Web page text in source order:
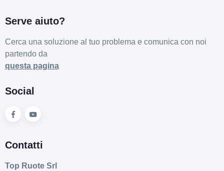
205/65 R15 94T M+S
Disponibile
185/55 R15 82T M+S
Disponibile
Serve aiuto?
Cerca una soluzione al tuo problema e comunica con noi
partendo da
questa pagina
Social
Contatti
Top Ruote Srl